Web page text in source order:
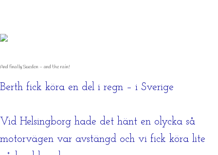
And finally Sweden – and the rain!
Berth fick köra en del i regn – i Sverige
Vid Helsingborg hade det hänt en olycka så
motorvägen var avstängd och vi fick köra lite